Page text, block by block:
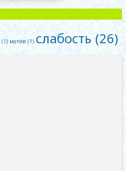
(1) мотив (1) слабость (26)